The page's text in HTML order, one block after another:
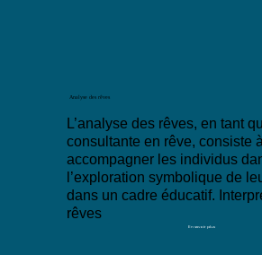
Analyse des rêves
L’analyse des rêves, en tant
consultante en rêve, consiste à
accompagner les individus
l’exploration symbolique de
dans un cadre éducatif.
rêves
En savoir plus